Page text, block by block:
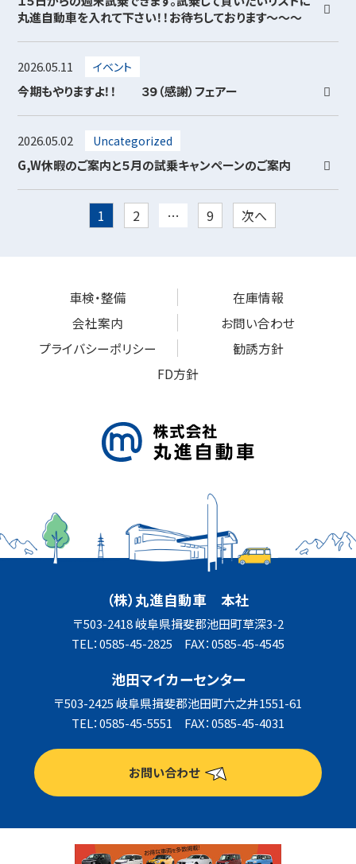
丸進自動車を入れて下さい！！お待ちしております～～～
2026.05.11 イベント
今期もやりますよ！！ ３９（感謝）フェアー
2026.05.02 Uncategorized
G,W休暇のご案内と５月の試乗キャンペーンのご案内
1 2 … 9 次へ
車検・整備
在庫情報
会社案内
お問い合わせ
プライバシーポリシー
勧誘方針
FD方針
（株）丸進自動車 本社
〒503-2418 岐阜県揖斐郡池田町草深3-2
TEL：0585-45-2825 FAX：0585-45-4545
池田マイカーセンター
〒503-2425 岐阜県揖斐郡池田町六之井1551-61
TEL：0585-45-5551 FAX：0585-45-4031
お問い合わせ